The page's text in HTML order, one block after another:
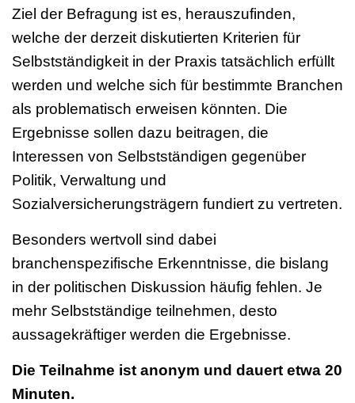
Ziel der Befragung ist es, herauszufinden,
welche der derzeit diskutierten Kriterien für
Selbstständigkeit in der Praxis tatsächlich erfüllt
werden und welche sich für bestimmte Branchen
als problematisch erweisen könnten. Die
Ergebnisse sollen dazu beitragen, die
Interessen von Selbstständigen gegenüber
Politik, Verwaltung und
Sozialversicherungsträgern fundiert zu vertreten.
Besonders wertvoll sind dabei
branchenspezifische Erkenntnisse, die bislang
in der politischen Diskussion häufig fehlen. Je
mehr Selbstständige teilnehmen, desto
aussagekräftiger werden die Ergebnisse.
Die Teilnahme ist anonym und dauert etwa 20
Minuten.